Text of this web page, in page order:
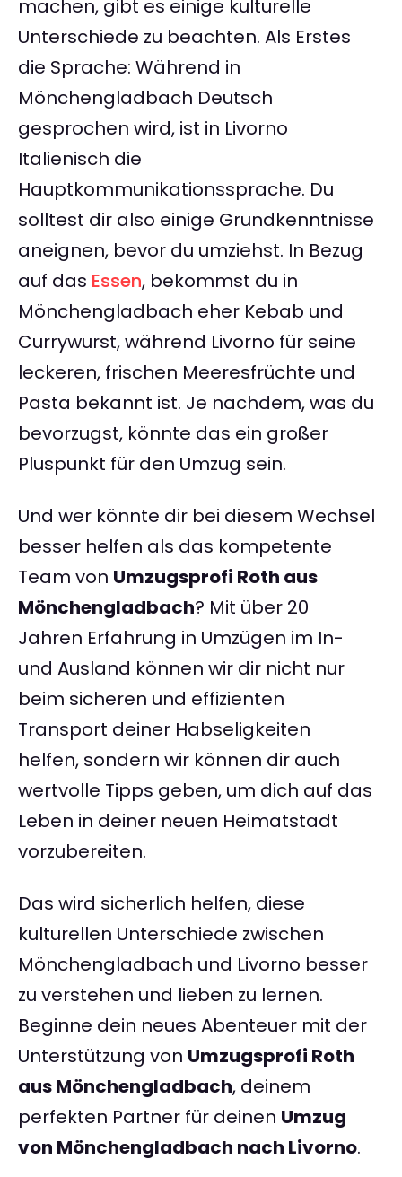
machen, gibt es einige kulturelle
Unterschiede zu beachten. Als Erstes
die Sprache: Während in
Mönchengladbach Deutsch
gesprochen wird, ist in Livorno
Italienisch die
Hauptkommunikationssprache. Du
solltest dir also einige Grundkenntnisse
aneignen, bevor du umziehst. In Bezug
auf das Essen, bekommst du in
Mönchengladbach eher Kebab und
Currywurst, während Livorno für seine
leckeren, frischen Meeresfrüchte und
Pasta bekannt ist. Je nachdem, was du
bevorzugst, könnte das ein großer
Pluspunkt für den Umzug sein.
Und wer könnte dir bei diesem Wechsel
besser helfen als das kompetente
Team von Umzugsprofi Roth aus
Mönchengladbach? Mit über 20
Jahren Erfahrung in Umzügen im In-
und Ausland können wir dir nicht nur
beim sicheren und effizienten
Transport deiner Habseligkeiten
helfen, sondern wir können dir auch
wertvolle Tipps geben, um dich auf das
Leben in deiner neuen Heimatstadt
vorzubereiten.
Das wird sicherlich helfen, diese
kulturellen Unterschiede zwischen
Mönchengladbach und Livorno besser
zu verstehen und lieben zu lernen.
Beginne dein neues Abenteuer mit der
Unterstützung von Umzugsprofi Roth
aus Mönchengladbach, deinem
perfekten Partner für deinen Umzug
von Mönchengladbach nach Livorno.